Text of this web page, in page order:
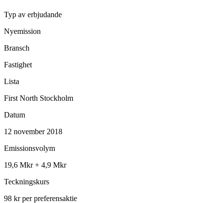
Typ av erbjudande
Nyemission
Bransch
Fastighet
Lista
First North Stockholm
Datum
12 november 2018
Emissionsvolym
19,6 Mkr + 4,9 Mkr
Teckningskurs
98 kr per preferensaktie